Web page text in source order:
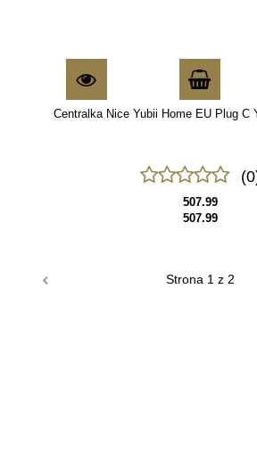
Centralka Nice Yubii Home EU Plug C
507.99
507.99